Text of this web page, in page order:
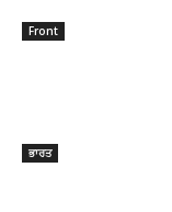
Front
ਭਾਰਤ